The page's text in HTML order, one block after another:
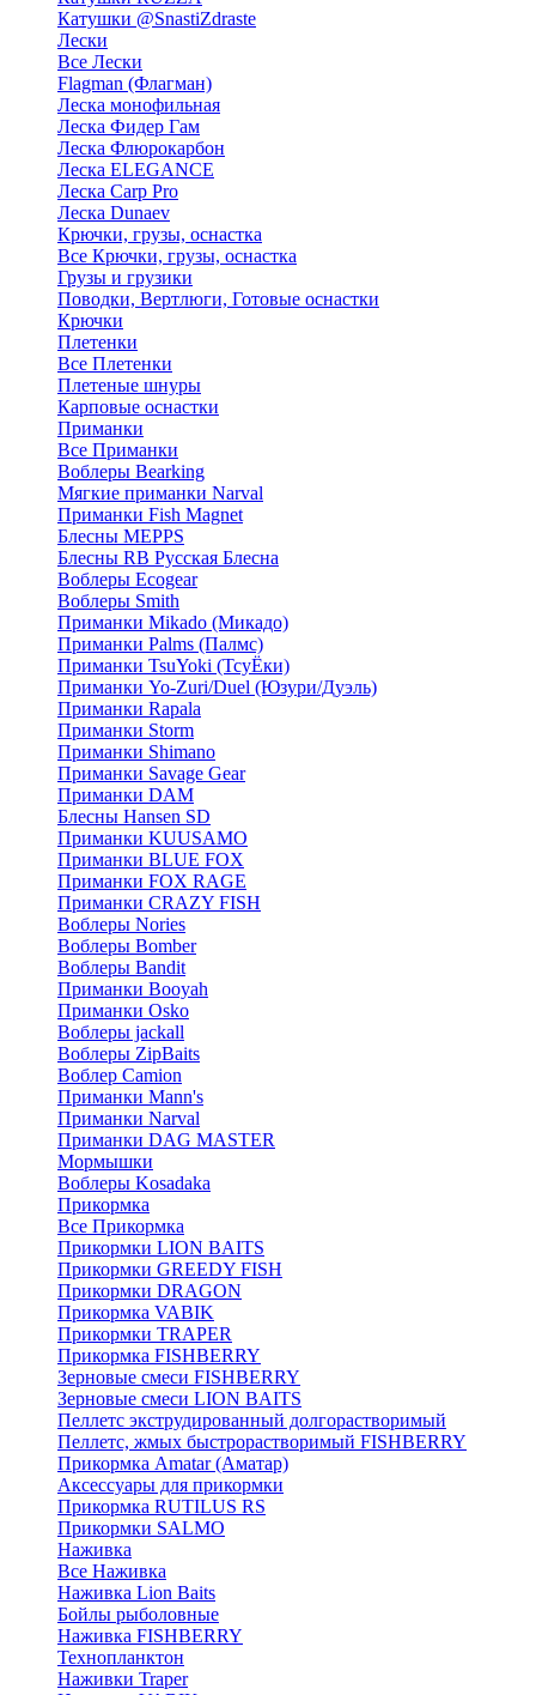
Катушки @SnastiZdraste
Лески
Все Лески
Flagman (Флагман)
Леска монофильная
Леска Фидер Гам
Леска Флюрокарбон
Леска ELEGANCE
Леска Carp Pro
Леска Dunaev
Крючки, грузы, оснастка
Все Крючки, грузы, оснастка
Грузы и грузики
Поводки, Вертлюги, Готовые оснастки
Крючки
Плетенки
Все Плетенки
Плетеные шнуры
Карповые оснастки
Приманки
Все Приманки
Воблеры Bearking
Мягкие приманки Narval
Приманки Fish Magnet
Блесны MEPPS
Блесны RB Русская Блесна
Воблеры Ecogear
Воблеры Smith
Приманки Mikado (Микадо)
Приманки Palms (Палмс)
Приманки TsuYoki (ТсуЁки)
Приманки Yo-Zuri/Duel (Юзури/Дуэль)
Приманки Rapala
Приманки Storm
Приманки Shimano
Приманки Savage Gear
Приманки DAM
Блесны Hansen SD
Приманки KUUSAMO
Приманки BLUE FOX
Приманки FOX RAGE
Приманки CRAZY FISH
Воблеры Nories
Воблеры Bomber
Воблеры Bandit
Приманки Booyah
Приманки Osko
Воблеры jackall
Воблеры ZipBaits
Воблер Camion
Приманки Mann's
Приманки Narval
Приманки DAG MASTER
Мормышки
Воблеры Kosadaka
Прикормка
Все Прикормка
Прикормки LION BAITS
Прикормки GREEDY FISH
Прикормки DRAGON
Прикормка VABIK
Прикормки TRAPER
Прикормка FISHBERRY
Зерновые смеси FISHBERRY
Зерновые смеси LION BAITS
Пеллетс экструдированный долгорастворимый
Пеллетс, жмых быстрорастворимый FISHBERRY
Прикормка Amatar (Аматар)
Аксессуары для прикормки
Прикормка RUTILUS RS
Прикормки SALMO
Наживка
Все Наживка
Наживка Lion Baits
Бойлы рыболовные
Наживка FISHBERRY
Технопланктон
Наживки Traper